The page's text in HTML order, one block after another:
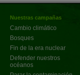
Nuestras campañas
Cambio climático
Bosques
Fin de la era nuclear
Defender nuestros
océanos